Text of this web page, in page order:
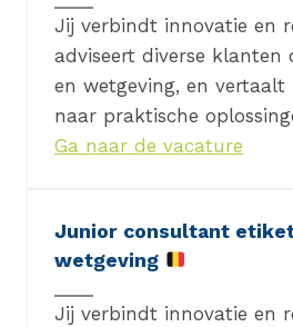
Jij verbindt innovatie en
adviseert diverse klanten
en wetgeving, en vertaalt
naar praktische
Ga naar de vacature
Junior consultant
wetgeving
Jij verbindt innovatie en